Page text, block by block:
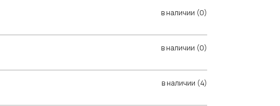
в наличии (0)
в наличии (0)
в наличии (4)